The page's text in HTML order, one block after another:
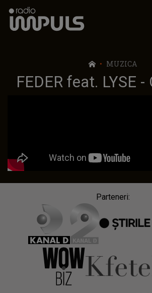
Radio Impuls
MUZICA
FEDER feat. LYSE -
Parteneri: